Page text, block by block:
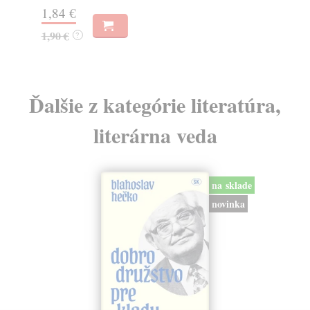
12,40 €
Ďalšie z kategórie literatúra,
literárna veda
na sklade
novinka